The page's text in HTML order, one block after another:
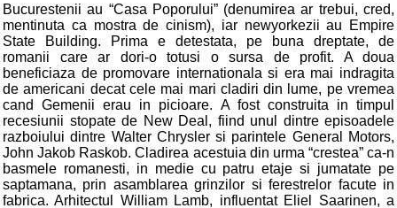
Bucurestenii au “Casa Poporului” (denumirea ar trebui, cred,
mentinuta ca mostra de cinism), iar newyorkezii au Empire
State Building. Prima e detestata, pe buna dreptate, de
romanii care ar dori-o totusi o sursa de profit. A doua
beneficiaza de promovare internationala si era mai indragita
de americani decat cele mai mari cladiri din lume, pe vremea
cand Gemenii erau in picioare. A fost construita in timpul
recesiunii stopate de New Deal, fiind unul dintre episoadele
razboiului dintre Walter Chrysler si parintele General Motors,
John Jakob Raskob. Cladirea acestuia din urma “crestea” ca-n
basmele romanesti, in medie cu patru etaje si jumatate pe
saptamana, prin asamblarea grinzilor si ferestrelor facute in
fabrica. Arhitectul William Lamb, influentat Eliel Saarinen, a